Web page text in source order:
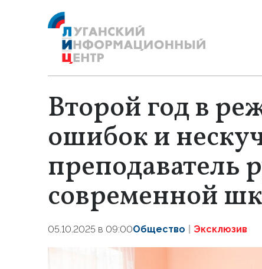
Второй год в
ошибок и
преподаватель
современной
05.10.2025 в 09:00Общество Эксклюзив